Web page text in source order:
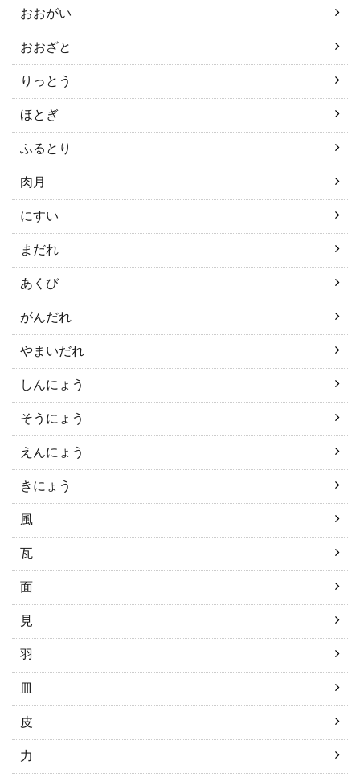
おおがい
おおざと
りっとう
ほとぎ
ふるとり
肉月
にすい
まだれ
あくび
がんだれ
やまいだれ
しんにょう
そうにょう
えんにょう
きにょう
風
瓦
面
見
羽
皿
皮
力